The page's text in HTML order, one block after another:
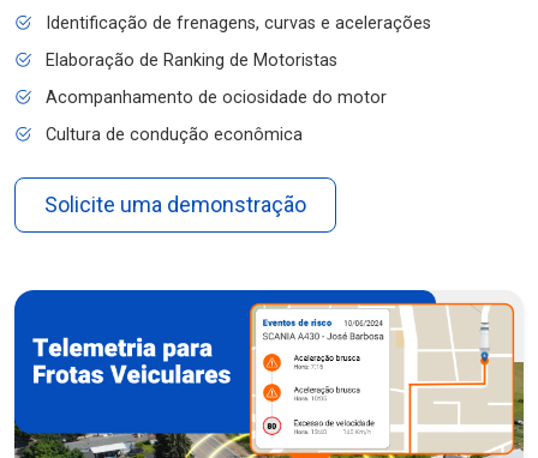
Identificação de frenagens, curvas e acelerações
Elaboração de Ranking de Motoristas
Acompanhamento de ociosidade do motor
Cultura de condução econômica
Solicite uma demonstração